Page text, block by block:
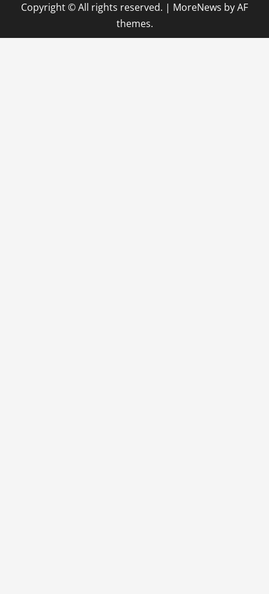
Copyright © All rights reserved. | MoreNews by AF
themes.